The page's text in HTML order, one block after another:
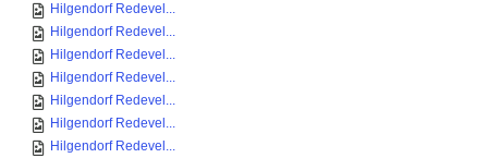
Hilgendorf Redevel...
Hilgendorf Redevel...
Hilgendorf Redevel...
Hilgendorf Redevel...
Hilgendorf Redevel...
Hilgendorf Redevel...
Hilgendorf Redevel...